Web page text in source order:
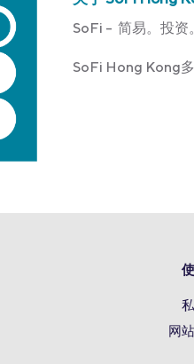
SoFi – 简易。投资。
SoFi Hong Kong
网